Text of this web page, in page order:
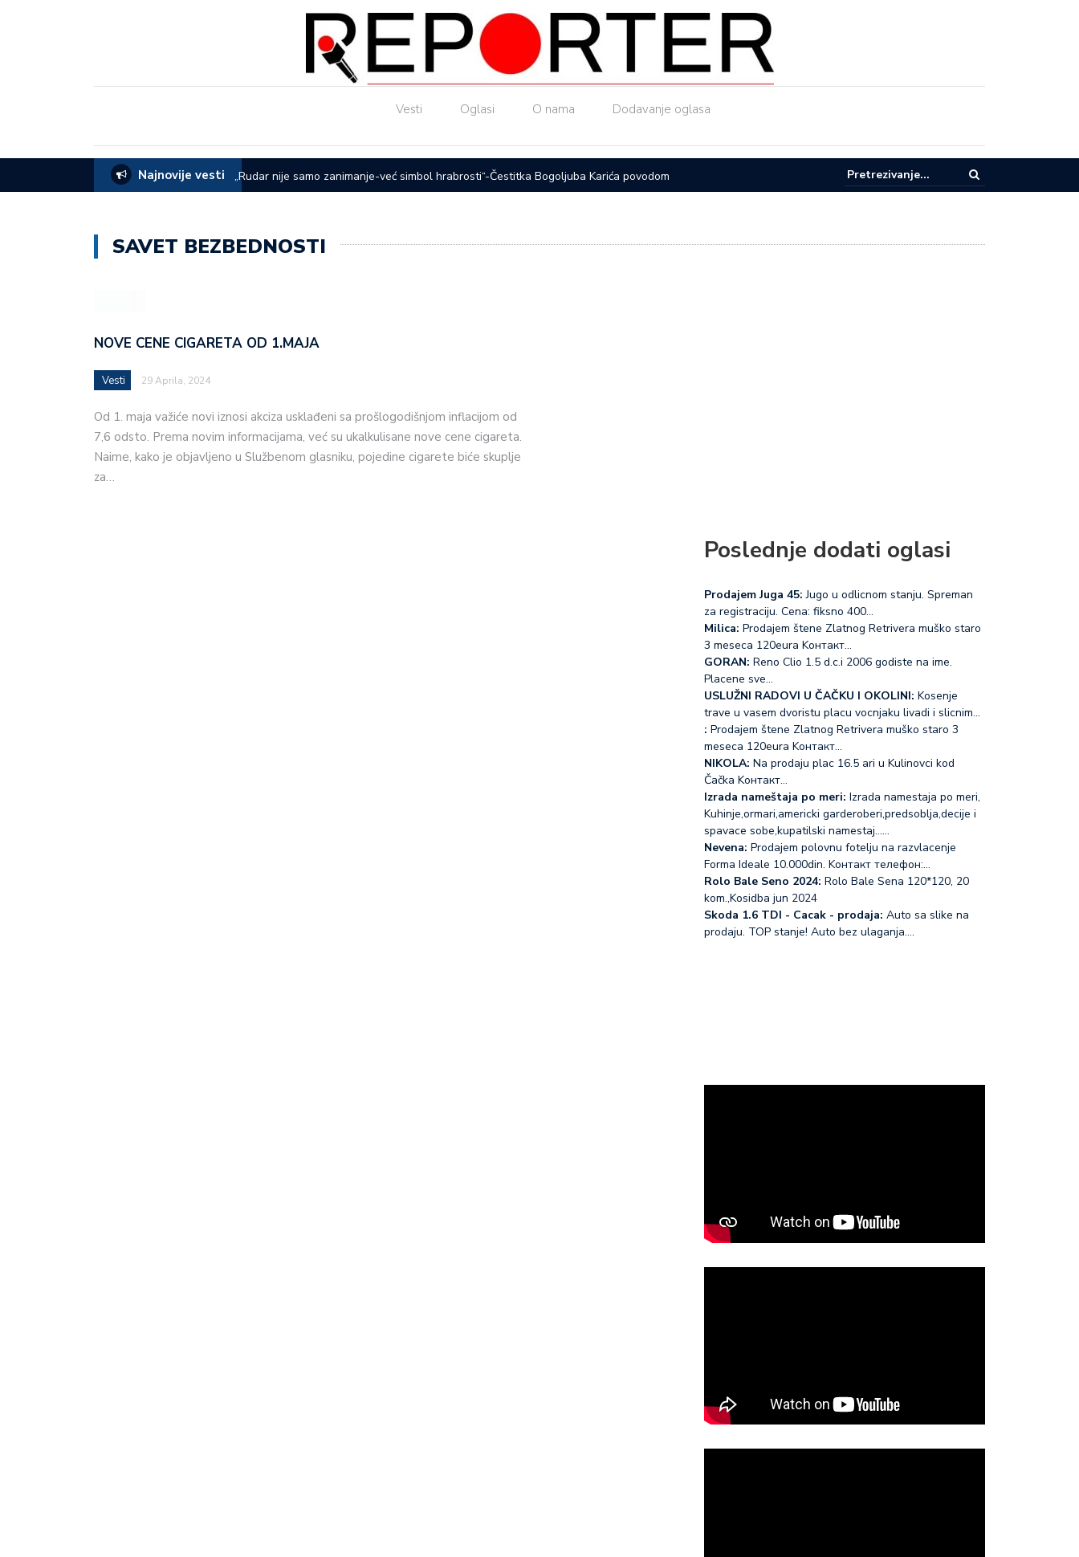
Vesti Oglasi O nama Dodavanje oglasa
Najnovije vesti
Sve je spremno za 65. Sabor u
„Rudar nije samo zanimanje-već simbol hrabrosti“-Čestitka Bogoljuba Karića povodom
dana rudara
ČAČAK ULAŽE U EKOLOGIJU: Donja i Gornja Trepča dobijaju moderno
otpadne vode i novi kolektor
SAVET BEZBEDNOSTI
NOVE CENE CIGARETA OD 1.MAJA
Vesti 29 Aprila, 2024
Od 1. maja važiće novi iznosi akciza usklađeni sa prošlogodišnjom inflacijom od
7,6 odsto. Prema novim informacijama, već su ukalkulisane nove cene cigareta.
Naime, kako je objavljeno u Službenom glasniku, pojedine cigarete biće skuplje
za…
Poslednje dodati oglasi
Prodajem Juga 45: Jugo u odlicnom stanju. Spreman
za registraciju. Cena: fiksno 400…
Milica: Prodajem štene Zlatnog Retrivera muško staro
3 meseca 120eura Koнтакт…
GORAN: Reno Clio 1.5 d.c.i 2006 godiste na ime.
Placene sve…
USLUŽNI RADOVI U ČAČKU I OKOLINI: Kosenje
trave u vasem dvoristu placu vocnjaku livadi i slicnim…
: Prodajem štene Zlatnog Retrivera muško staro 3
meseca 120eura Koнтакт…
NIKOLA: Na prodaju plac 16.5 ari u Kulinovci kod
Čačka Koнтакт…
Izrada nameštaja po meri: Izrada namestaja po meri,
Kuhinje,ormari,americki garderoberi,predsoblja,decije i
spavace sobe,kupatilski namestaj...…
Nevena: Prodajem polovnu fotelju na razvlacenje
Forma Ideale 10.000din. Koнтакт телефон:…
Rolo Bale Seno 2024: Rolo Bale Sena 120*120, 20
kom.,Kosidba jun 2024
Skoda 1.6 TDI - Cacak - prodaja: Auto sa slike na
prodaju. TOP stanje! Auto bez ulaganja.…